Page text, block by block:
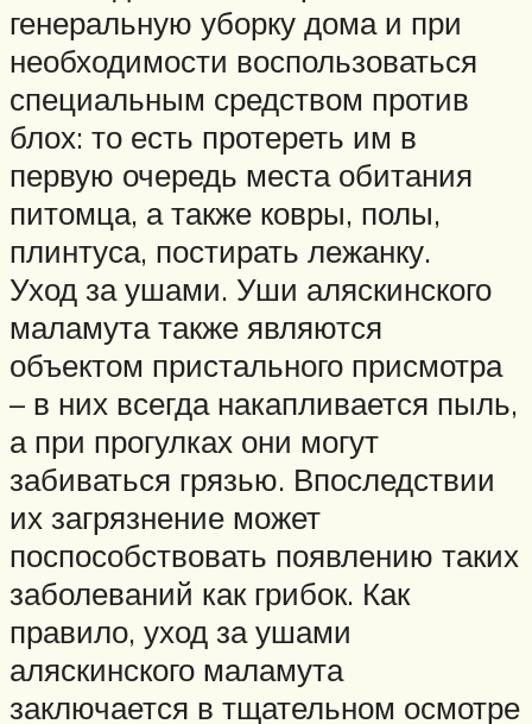
генеральную уборку дома и при
необходимости воспользоваться
специальным средством против
блох: то есть протереть им в
первую очередь места обитания
питомца, а также ковры, полы,
плинтуса, постирать лежанку.
Уход за ушами. Уши аляскинского
маламута также являются
объектом пристального присмотра
– в них всегда накапливается пыль,
а при прогулках они могут
забиваться грязью. Впоследствии
их загрязнение может
поспособствовать появлению таких
заболеваний как грибок. Как
правило, уход за ушами
аляскинского маламута
заключается в тщательном осмотре